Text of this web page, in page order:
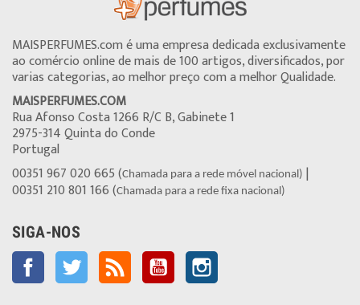
MAISPERFUMES.com é uma empresa dedicada exclusivamente
ao comércio online de mais de 100 artigos, diversificados, por
varias categorias, ao melhor preço com a melhor Qualidade.
MAISPERFUMES.COM
Rua Afonso Costa 1266 R/C B, Gabinete 1
2975-314 Quinta do Conde
Portugal
00351 967 020 665 (Chamada para a rede móvel nacional) |
00351 210 801 166 (Chamada para a rede fixa nacional)
SIGA-NOS
Facebook Twitter Rss YouTube